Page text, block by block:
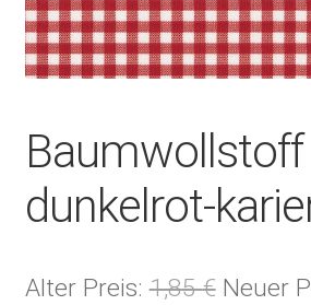
Baumwollstoff
dunkelrot-
Alter Preis: 1,85€ Neuer